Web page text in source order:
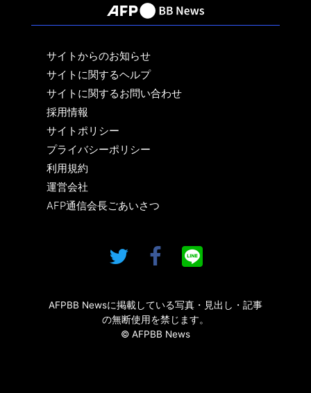
サイトからのお知らせ
サイトに関するヘルプ
サイトに関するお問い合わせ
採用情報
サイトポリシー
プライバシーポリシー
利用規約
運営会社
AFP通信会長ごあいさつ
AFPBB Newsに掲載している写真・見出し・記事
の無断使用を禁じます。
© AFPBB News